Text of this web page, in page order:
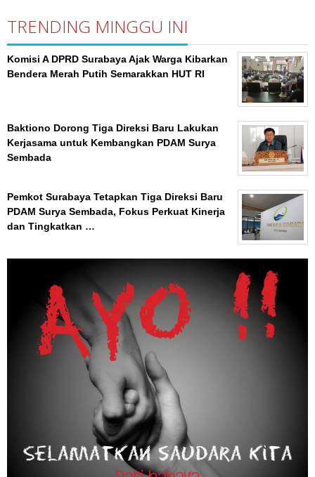
TRENDING MINGGU INI
Komisi A DPRD Surabaya Ajak Warga Kibarkan
Bendera Merah Putih Semarakkan HUT RI
Baktiono Dorong Tiga Direksi Baru Lakukan
Kerjasama untuk Kembangkan PDAM Surya
Sembada
Pemkot Surabaya Tetapkan Tiga Direksi Baru
PDAM Surya Sembada, Fokus Perkuat Kinerja
dan Tingkatkan …